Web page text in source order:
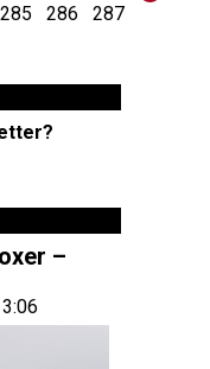
285 286 287
–